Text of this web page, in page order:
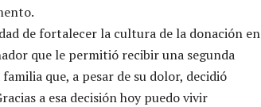
de fortalecer la cultura de la donación en
que le permitió recibir una segunda
que, a pesar de su dolor, decidió
a esa decisión hoy puedo vivir